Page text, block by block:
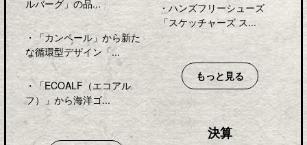
ルバーグ」の品...
・ 「カンペール」から新た
な循環型デザイン「...
・「ECOALF（エコアル
フ）」から海洋ゴ...
・ ハンズフリーシューズ
「スケッチャーズ ス...
もっと見る
決算